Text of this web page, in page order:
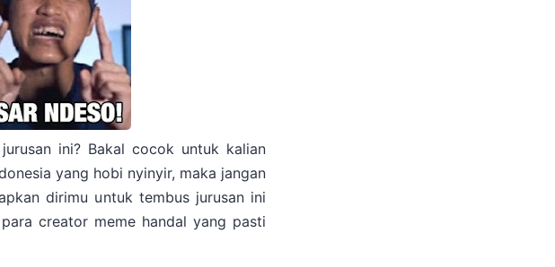
ini? Bakal cocok untuk kalian
yang hobi nyinyir, maka jangan
dirimu untuk tembus jurusan ini
creator meme handal yang pasti